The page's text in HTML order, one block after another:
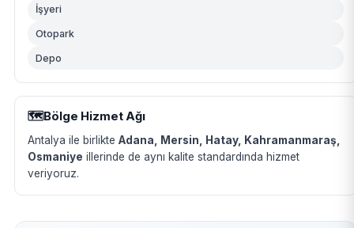
İşyeri
Otopark
Depo
🗺️Bölge Hizmet Ağı
Antalya ile birlikte Adana, Mersin, Hatay, Kahramanmaraş,
Osmaniye illerinde de aynı kalite standardında hizmet
veriyoruz.